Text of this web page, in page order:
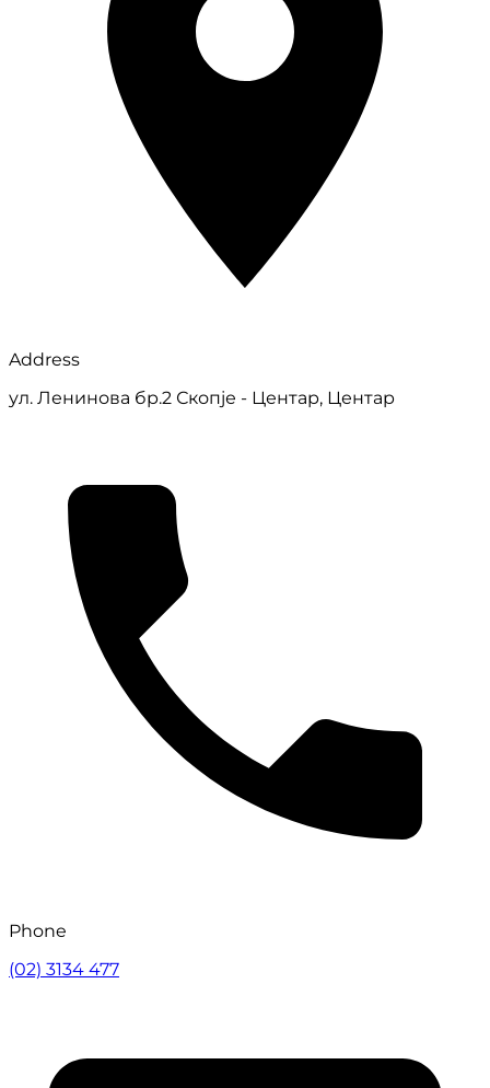
Address
ул. Ленинова бр.2 Скопје - Центар, Центар
Phone
(02) 3134 477